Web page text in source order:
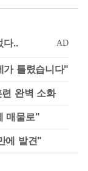
가 틀렸습니다"
완벽 소화
매물로"
에 발견"